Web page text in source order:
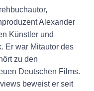
Alexander
Künstler und
Er war Mitautor des
zu den
Deutschen Films.
beweist er seit